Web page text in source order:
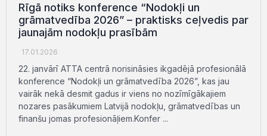
Rīgā notiks konference “Nodokļi un
grāmatvedība 2026” – praktisks ceļvedis par
jaunajām nodokļu prasībām
17.01.2026
22. janvārī ATTA centrā norisināsies ikgadējā profesionālā
konference “Nodokļi un grāmatvedība 2026”, kas jau
vairāk nekā desmit gadus ir viens no nozīmīgākajiem
nozares pasākumiem Latvijā nodokļu, grāmatvedības un
finanšu jomas profesionāļiem.Konfer ...